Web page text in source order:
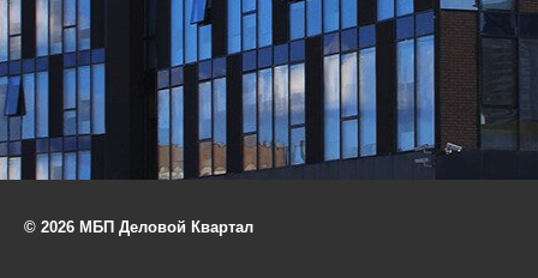
© 2026 МБП Деловой Квартал